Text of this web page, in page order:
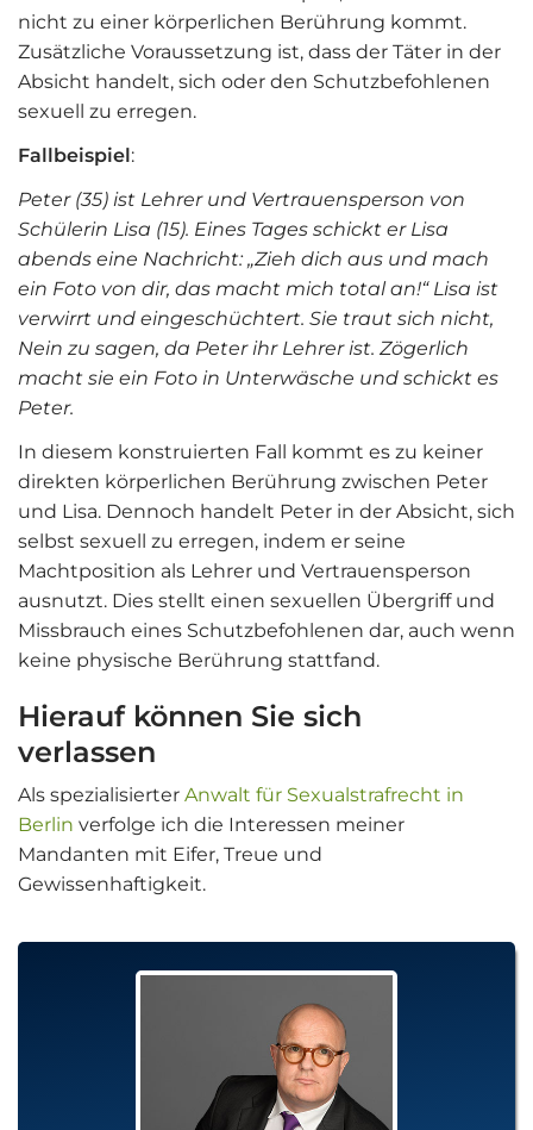
nicht zu einer körperlichen Berührung kommt.
Zusätzliche Voraussetzung ist, dass der Täter in der
Absicht handelt, sich oder den Schutzbefohlenen
sexuell zu erregen.
Fallbeispiel:
Peter (35) ist Lehrer und Vertrauensperson von
Schülerin Lisa (15). Eines Tages schickt er Lisa
abends eine Nachricht: „Zieh dich aus und mach
ein Foto von dir, das macht mich total an!“ Lisa ist
verwirrt und eingeschüchtert. Sie traut sich nicht,
Nein zu sagen, da Peter ihr Lehrer ist. Zögerlich
macht sie ein Foto in Unterwäsche und schickt es
Peter.
In diesem konstruierten Fall kommt es zu keiner
direkten körperlichen Berührung zwischen Peter
und Lisa. Dennoch handelt Peter in der Absicht, sich
selbst sexuell zu erregen, indem er seine
Machtposition als Lehrer und Vertrauensperson
ausnutzt. Dies stellt einen sexuellen Übergriff und
Missbrauch eines Schutzbefohlenen dar, auch wenn
keine physische Berührung stattfand.
Hierauf können Sie sich
verlassen
Als spezialisierter Anwalt für Sexualstrafrecht in
Berlin verfolge ich die Interessen meiner
Mandanten mit Eifer, Treue und
Gewissenhaftigkeit.